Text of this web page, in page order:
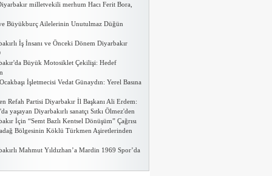
paylaşım sitelerinde yayınlanan…
KÜLTÜR EVİ’NDEN…
Kültür Evi tarafından organize…
Ergani'de Öğrencilerden Kütüphane
DİYARBAKIR – Diyarbakır'ın Ergani
ilçesinde eğitim gören öğrenciler,…
Diyarbakır Ergani ilçesinde ikamet eden
milletvekili merhum Hacı Ferit Bora,
Büyükburç Ailelerinin Unutulmaz Düğün
İş İnsanı ve Önceki Dönem Diyarbakır
Büyük Motosiklet Çekilişi: Hedef
İşletmecisi Vedat Günaydın: Yerel Basına
Refah Partisi Diyarbakır İl Başkanı Ali Erdem:
yaşayan Diyarbakırlı sanatçı Sıtkı Ölmez'den
İçin “Semt Bazlı Kentsel Dönüşüm” Çağrısı
Bölgesinin Köklü Türkmen Aşiretlerinden
Mahmut Yıldızhan’a Mardin 1969 Spor’da